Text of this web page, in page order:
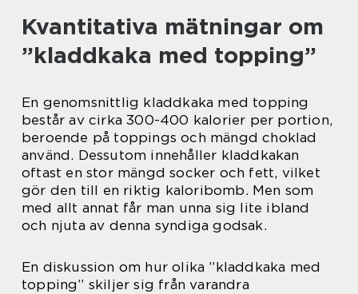
Kvantitativa mätningar om
”kladdkaka med topping”
En genomsnittlig kladdkaka med topping
består av cirka 300-400 kalorier per portion,
beroende på toppings och mängd choklad
använd. Dessutom innehåller kladdkakan
oftast en stor mängd socker och fett, vilket
gör den till en riktig kaloribomb. Men som
med allt annat får man unna sig lite ibland
och njuta av denna syndiga godsak.
En diskussion om hur olika ”kladdkaka med
topping” skiljer sig från varandra